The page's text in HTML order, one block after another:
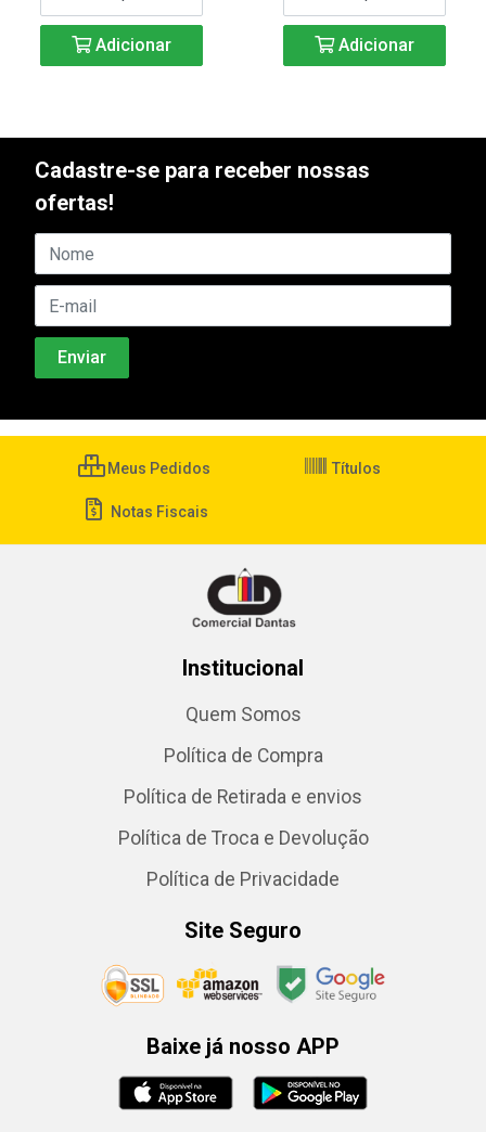
Adicionar Adicionar
Cadastre-se para receber nossas
ofertas!
Meus Pedidos Títulos
Notas Fiscais
Institucional
Quem Somos
Política de Compra
Política de Retirada e envios
Política de Troca e Devolução
Política de Privacidade
Site Seguro
Baixe já nosso APP